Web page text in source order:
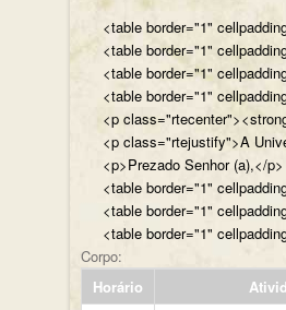
<table border="1"
<table border="1"
<table border="1"
<table border="1"
<p
<p class="rtejustify">A
<p>Prezado Senhor (a),</
<table border="1"
<table border="1"
<table border="1"
Corpo:
Horário